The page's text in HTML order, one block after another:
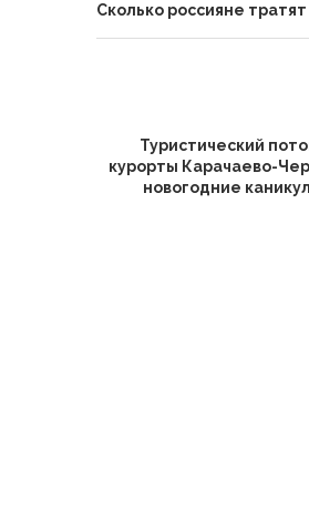
Сколько россияне
Туристический
курорты Карачаево-
новогодние